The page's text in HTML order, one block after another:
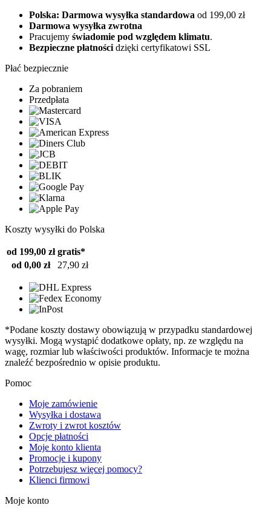
Polska: Darmowa wysyłka standardowa od 199,00 zł
Darmowa wysyłka zwrotna
Pracujemy świadomie pod względem klimatu.
Bezpieczne płatności dzięki certyfikatowi SSL
Płać bezpiecznie
Za pobraniem
Przedpłata
Koszty wysyłki do Polska
od 199,00 zł gratis*
od 0,00 zł
27,90 zł
*Podane koszty dostawy obowiązują w przypadku standardowej
wysyłki. Mogą wystąpić dodatkowe opłaty, np. ze względu na
wagę, rozmiar lub właściwości produktów. Informacje te można
znaleźć bezpośrednio w opisie produktu.
Pomoc
Moje zamówienie
Wysyłka i dostawa
Zwroty i zwrot kosztów
Opcje płatności
Moje konto klienta
Promocje i kupony
Potrzebujesz więcej pomocy?
Klienci firmowi
Moje konto